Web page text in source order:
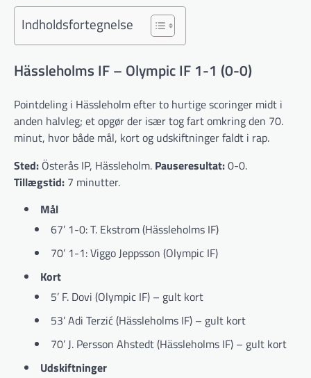
Indholdsfortegnelse
Hässleholms IF – Olympic IF 1-1 (0-0)
Pointdeling i Hässleholm efter to hurtige scoringer midt i
anden halvleg; et opgør der især tog fart omkring den 70.
minut, hvor både mål, kort og udskiftninger faldt i rap.
Sted: Österås IP, Hässleholm. Pauseresultat:0-0.
Tillægstid: 7 minutter.
Mål
67’ 1-0: T. Ekstrom (Hässleholms IF)
70’ 1-1: Viggo Jeppsson (Olympic IF)
Kort
5’ F. Dovi (Olympic IF) – gult kort
53’ Adi Terzić (Hässleholms IF) – gult kort
70’ J. Persson Ahstedt (Hässleholms IF) – gult kort
Udskiftninger